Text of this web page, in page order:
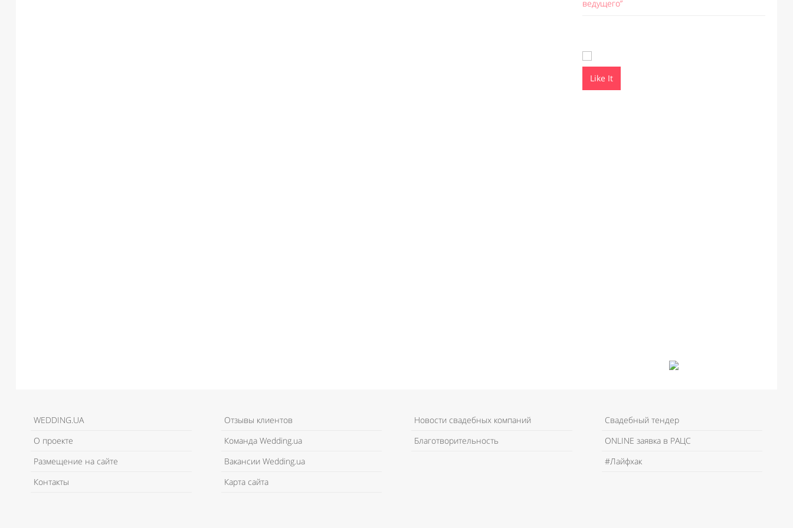
ведущего”
Like It
WEDDING.UA
О проекте
Размещение на сайте
Контакты
Отзывы клиентов
Команда Wedding.ua
Вакансии Wedding.ua
Карта сайта
Новости свадебных компаний
Благотворительность
Свадебный тендер
ONLINE заявка в РАЦС
#Лайфхак